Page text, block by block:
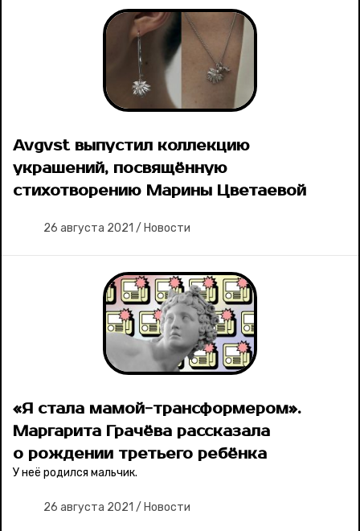
Avgvst выпустил коллекцию
украшений, посвящённую
стихотворению Марины Цветаевой
26 августа 2021 / Новости
«Я стала мамой-трансформером».
Маргарита Грачёва рассказала
о рождении третьего ребёнка
У неё родился мальчик.
26 августа 2021 / Новости